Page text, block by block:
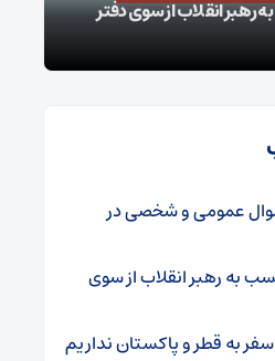
انقلاب از سوی دفتر
عمومی و شخصی در
به رهبر انقلاب از سوی
سفر به قطر و پاکستان نداریم